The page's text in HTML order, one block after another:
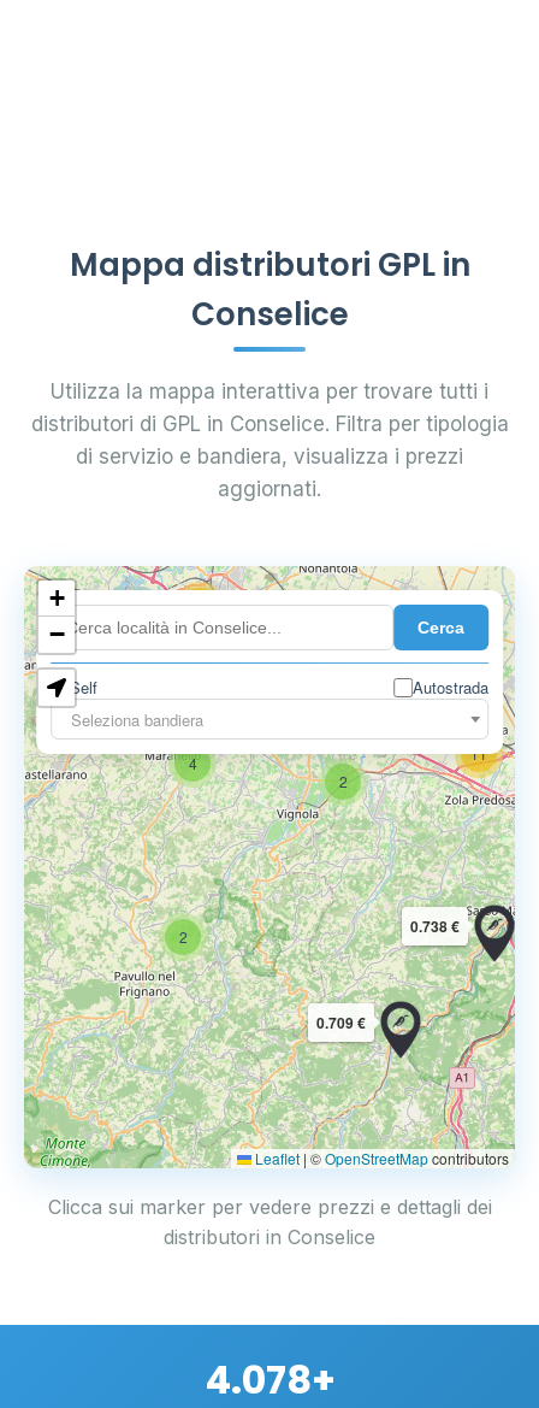
Mappa distributori GPL in
Conselice
Utilizza la mappa interattiva per trovare tutti i
distributori di GPL in Conselice. Filtra per tipologia
di servizio e bandiera, visualizza i prezzi
aggiornati.
Cerca
Self
Autostrada
Seleziona bandiera
2
4
11
18
9
2
11
0.709 €
0.738 €
+
−
Leaflet | ©OpenStreetMapcontributors
Clicca sui marker per vedere prezzi e dettagli dei
distributori in Conselice
4.078+